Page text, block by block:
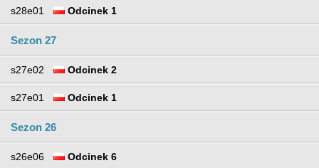
s28e01 Odcinek 1
Sezon 27
s27e02 Odcinek 2
s27e01 Odcinek 1
Sezon 26
s26e06 Odcinek 6